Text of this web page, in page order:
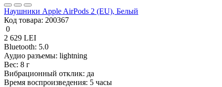
Наушники Apple AirPods 2 (EU), Белый
Код товара: 200367
0
2 629 LEI
Bluetooth: 5.0
Аудио разъемы: lightning
Вес: 8 г
Вибрационный отклик: да
Время воспроизведения: 5 часы